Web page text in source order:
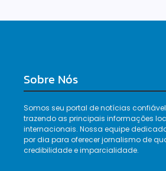
Sobre Nós
Somos seu portal de notícias
trazendo as principais informações
internacionais. Nossa equipe
por dia para oferecer jornalismo de
credibilidade e imparcialidade.